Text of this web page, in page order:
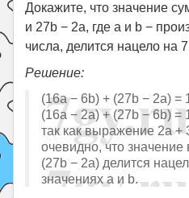
Докажите, что значение
и 27b − 2a, где a и b −
числа, делится нацело на
Решение:
(16a − 6b) + (27b − 2a) =
(16a − 2a) + (27b − 6b) =
так как выражение 2a +
очевидно, что
(27b − 2a) делится
значениях a и b.